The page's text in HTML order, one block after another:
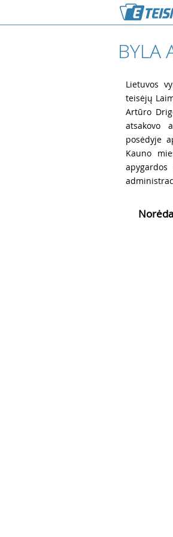
BYLA
Lietuvos
teisėjų
Artūro
atsakovo
posėdyje
Kauno